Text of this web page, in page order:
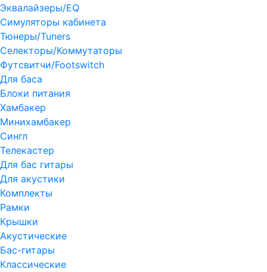
Эквалайзеры/EQ
Симуляторы кабинета
Тюнеры/Tuners
Селекторы/Коммутаторы
Футсвитчи/Footswitch
Для баса
Блоки питания
Хамбакер
Минихамбакер
Сингл
Телекастер
Для бас гитары
Для акустики
Комплекты
Рамки
Крышки
Акустические
Бас-гитары
Классические